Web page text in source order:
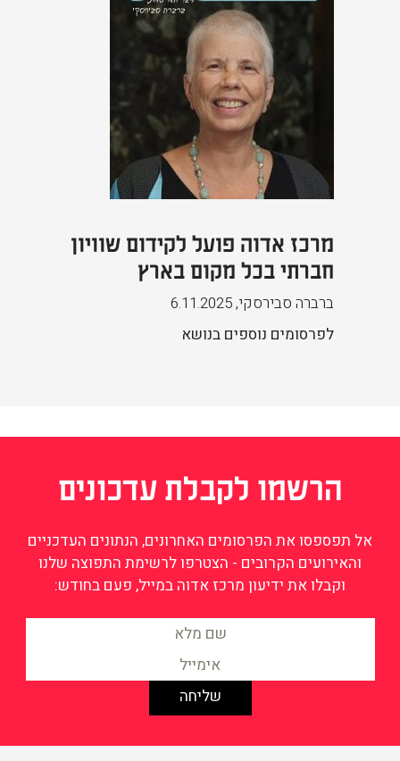
מרכז אדוה פועל לקידום שוויון
חברתי בכל מקום בארץ
ברברה סבירסקי,
6.11.2025
לפרסומים נוספים בנושא
הרשמו לקבלת עדכונים
אל תפספסו את הפרסומים האחרונים, הנתונים העדכניים
והאירועים הקרובים - הצטרפו לרשימת התפוצה שלנו
וקבלו את ידיעון מרכז אדוה במייל, פעם בחודש: